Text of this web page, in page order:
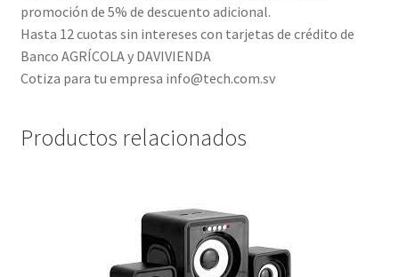
promoción de 5% de descuento adicional.
Hasta 12 cuotas sin intereses con tarjetas de crédito de
Banco AGRÍCOLA y DAVIVIENDA
Cotiza para tu empresa info@tech.com.sv
Productos relacionados